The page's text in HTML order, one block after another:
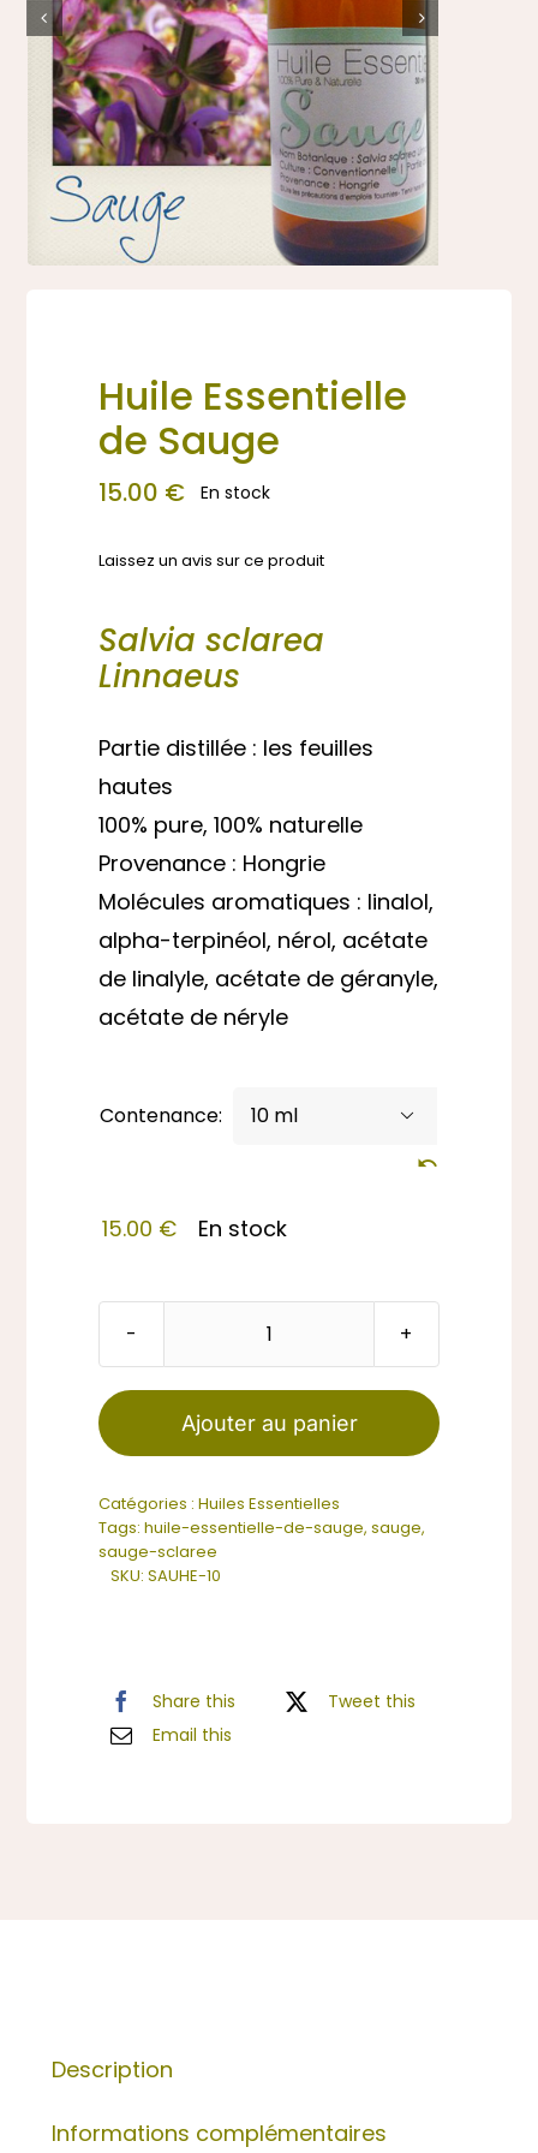
WooCommerce Mon Compte
Huile Essentielle
de Sauge
15.00 € En stock
Laissez un avis sur ce produit
Salvia sclarea
Linnaeus
Partie distillée : les feuilles
hautes
100% pure, 100% naturelle
Provenance : Hongrie
Molécules aromatiques : linalol,
alpha-terpinéol, nérol, acétate
de linalyle, acétate de géranyle,
acétate de néryle
Contenance: 
15.00 € En stock
quantité
Huile
Essentielle
Sauge
Ajouter au panier
Catégories :Huiles Essentielles
Tags:huile-essentielle-de-sauge,sauge,
sauge-sclaree
SKU:SAUHE-10
Share this
Tweet this
Email this
Description
Informations complémentaires